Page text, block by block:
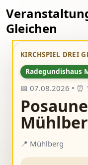
Gleichen
KIRCHSPIEL DREI
Radegundishaus
📅 07.08.2026 • ⏰
📍 Mühlberg